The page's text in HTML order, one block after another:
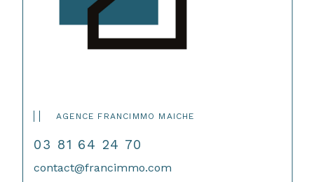
AGENCE FRANCIMMO MAICHE
03 81 64 24 70
contact@francimmo.com